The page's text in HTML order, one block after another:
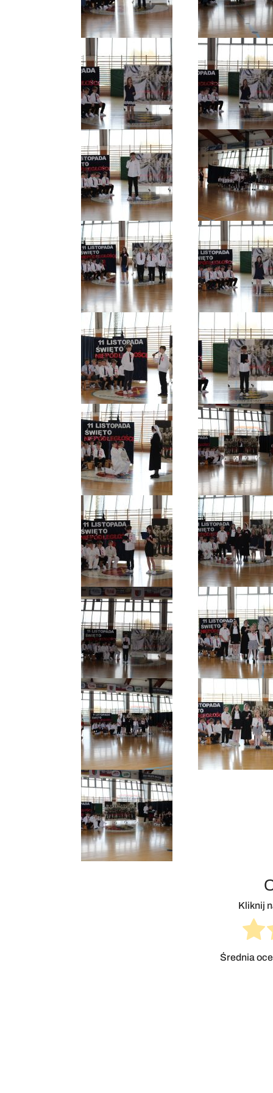
Kliknij
Średnia